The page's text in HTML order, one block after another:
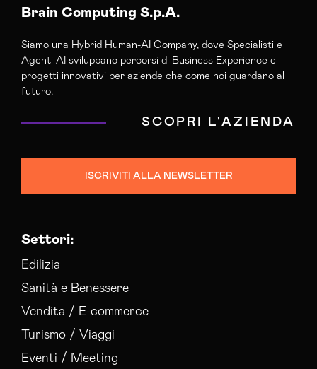
Brain Computing S.p.A.
Siamo una Hybrid Human-AI Company, dove Specialisti e
Agenti AI sviluppano percorsi di Business Experience e
progetti innovativi per aziende che come noi guardano al
futuro.
SCOPRI L'AZIENDA
ISCRIVITI ALLA NEWSLETTER
Settori:
Edilizia
Sanità e Benessere
Vendita / E-commerce
Turismo / Viaggi
Eventi / Meeting